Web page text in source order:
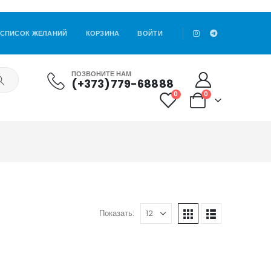
СПИСОК ЖЕЛАНИЙ КОРЗИНА ВОЙТИ
ПОЗВОНИТЕ НАМ
(+373)779-68888
0 0
Показать: